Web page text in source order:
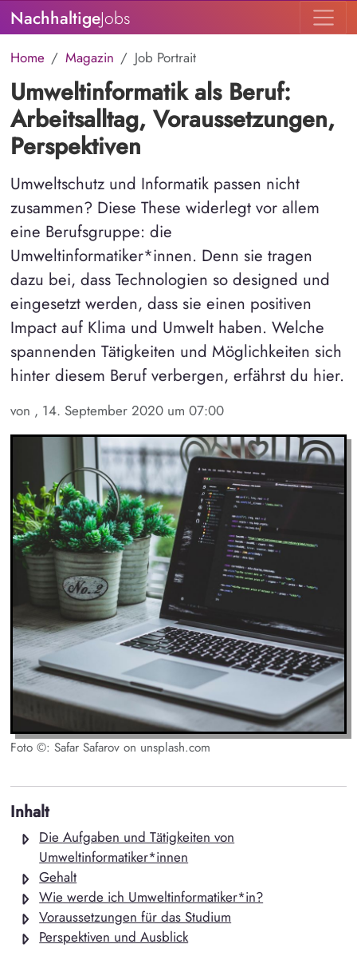
NachhaltigeJobs
Home Magazin Job Portrait
Umweltinformatik als Beruf:
Arbeitsalltag, Voraussetzungen,
Perspektiven
Umweltschutz und Informatik passen nicht
zusammen? Diese These widerlegt vor allem
eine Berufsgruppe: die
Umweltinformatiker*innen. Denn sie tragen
dazu bei, dass Technologien so designed und
eingesetzt werden, dass sie einen positiven
Impact auf Klima und Umwelt haben. Welche
spannenden Tätigkeiten und Möglichkeiten sich
hinter diesem Beruf verbergen, erfährst du hier.
von , 14. September 2020 um 07:00
Foto ©: Safar Safarov on unsplash.com
Inhalt
Die Aufgaben und Tätigkeiten von
Umweltinformatiker*innen
Gehalt
Wie werde ich Umweltinformatiker*in?
Voraussetzungen für das Studium
Perspektiven und Ausblick